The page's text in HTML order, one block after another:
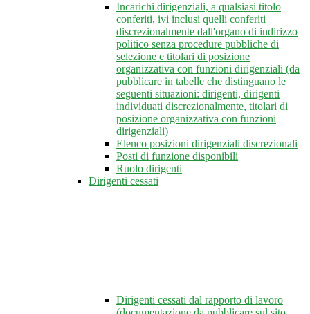
Incarichi dirigenziali, a qualsiasi titolo
conferiti, ivi inclusi quelli conferiti
discrezionalmente dall'organo di indirizzo
politico senza procedure pubbliche di
selezione e titolari di posizione
organizzativa con funzioni dirigenziali (da
pubblicare in tabelle che distinguano le
seguenti situazioni: dirigenti, dirigenti
individuati discrezionalmente, titolari di
posizione organizzativa con funzioni
dirigenziali)
Elenco posizioni dirigenziali discrezionali
Posti di funzione disponibili
Ruolo dirigenti
Dirigenti cessati
Dirigenti cessati dal rapporto di lavoro